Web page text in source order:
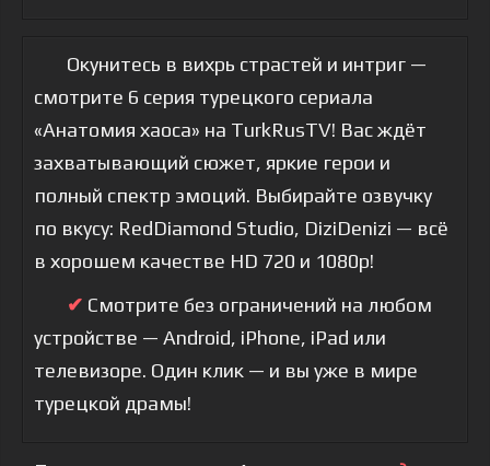
Окунитесь в вихрь страстей и интриг —
смотрите 6 серия турецкого сериала
«Анатомия хаоса» на TurkRusTV! Вас ждёт
захватывающий сюжет, яркие герои и
полный спектр эмоций. Выбирайте озвучку
по вкусу: RedDiamond Studio, DiziDenizi — всё
в хорошем качестве HD 720 и 1080p!
✔ Смотрите без ограничений на любом
устройстве — Android, iPhone, iPad или
телевизоре. Один клик — и вы уже в мире
турецкой драмы!